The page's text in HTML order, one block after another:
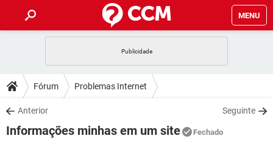
MENU
CELULAR FACEBOOK
OUTLOOK
INSTAGRAM GMAIL
DICAS
JOGOS WHATSAPP
DOWNLOADS
JOGOS WHATSAPP
Fórum Problemas Internet
Anterior Seguinte
Informações minhas em um site Fechado